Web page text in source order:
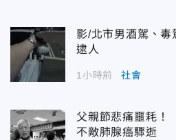
影/北市男酒駕、
逮人
1小時前 社會
父親節悲痛噩耗
不敵肺腺癌驟逝